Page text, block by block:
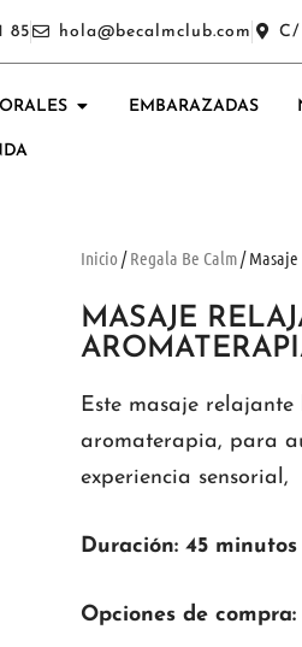
85 hola@becalmclub.com
EMBARAZADAS
Inicio /Regala Be Calm/
MASAJE
Este masaje
aromaterapia, para
experiencia sensorial,
Duración: 45 minutos
Opciones de compra: